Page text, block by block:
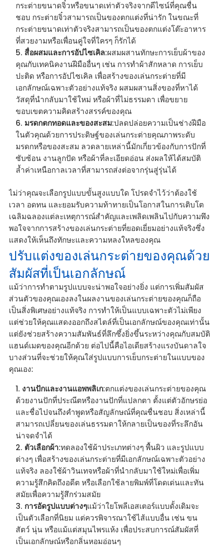
กระต่ายขนาดจิ๋วหรือขนาดเท่าตัวจริงจากดีไซน์ที่คุณชื่น
ชอบ กระต่ายจิ๋วสามารถเป็นของตกแต่งที่น่ารัก ในขณะที่
กระต่ายขนาดเท่าตัวจริงสามารถเป็นของตกแต่งโต๊ะอาหาร
ที่สวยงามหรือเพื่อนคู่ใจที่ใครๆ ก็รักได้
สื่อผสมและการอัปไซเคิล:ผสมผสานทักษะการเย็บผ้าของ
คุณกับเทคนิคงานฝีมืออื่นๆ เช่น การทำผ้าสักหลาด การเย็บ
ปะติด หรือการอัปไซเคิล เพื่อสร้างของเล่นกระต่ายที่มี
เอกลักษณ์เฉพาะตัวอย่างแท้จริง ผสมผสานสิ่งของที่หาได้
วัสดุที่นำกลับมาใช้ใหม่ หรือผ้าที่ไม่ธรรมดา เพื่อขยาย
ขอบเขตความคิดสร้างสรรค์ของคุณ
มรดกตกทอดและของสะสม:ปลดปล่อยความเป็นช่างฝีมือ
ในตัวคุณด้วยการประดิษฐ์ของเล่นกระต่ายคุณภาพระดับ
มรดกหรือของสะสม ลวดลายเหล่านี้มักเกี่ยวข้องกับการปักที่
ซับซ้อน งานลูกปัด หรือผ้าที่ละเอียดอ่อน ส่งผลให้ได้สมบัติ
ล้ำค่าเหนือกาลเวลาที่สามารถส่งต่อจากรุ่นสู่รุ่นได้
ไม่ว่าคุณจะเลือกรูปแบบขั้นสูงแบบใด โปรดจำไว้ว่าต้องใช้
เวลา อดทน และยอมรับความท้าทายเป็นโอกาสในการเติบโต
เฉลิมฉลองแต่ละเหตุการณ์สำคัญและเพลิดเพลินไปกับความพึง
พอใจจากการสร้างของเล่นกระต่ายที่ยอดเยี่ยมอย่างแท้จริงซึ่ง
แสดงให้เห็นถึงทักษะและความหลงใหลของคุณ
ปรับแต่งของเล่นกระต่ายของคุณด้วย
สัมผัสที่เป็นเอกลักษณ์
แม้ว่าการทำตามรูปแบบจะน่าพอใจอย่างยิ่ง แต่การเพิ่มสัมผัส
ส่วนตัวของคุณเองลงในผลงานของเล่นกระต่ายของคุณก็ถือ
เป็นสิ่งพิเศษอย่างแท้จริง การทำให้เป็นแบบเฉพาะตัวไม่เพียง
แต่ช่วยให้คุณแสดงออกถึงสไตล์ที่เป็นเอกลักษณ์ของคุณเท่านั้น
แต่ยังช่วยสร้างความสัมพันธ์ที่ลึกซึ้งยิ่งขึ้นระหว่างคุณกับสมบัติ
แฮนด์เมดของคุณอีกด้วย ต่อไปนี้คือไอเดียสร้างแรงบันดาลใจ
บางส่วนที่จะช่วยให้คุณใส่รูปแบบการเย็บกระต่ายในแบบของ
คุณเอง:
งานปักและงานแอพพลิเก:ตกแต่งของเล่นกระต่ายของคุณ
ด้วยงานปักที่ประณีตหรืองานปักที่แปลกตา ตั้งแต่ตัวอักษรย่อ
และชื่อไปจนถึงคำพูดหรือสัญลักษณ์ที่คุณชื่นชอบ สิ่งเหล่านี้
สามารถเปลี่ยนของเล่นธรรมดาให้กลายเป็นของที่ระลึกอัน
น่าจดจำได้
ตัวเลือกผ้า:ทดลองใช้ผ้าประเภทต่างๆ พื้นผิว และรูปแบบ
ต่างๆ เพื่อสร้างของเล่นกระต่ายที่มีเอกลักษณ์เฉพาะตัวอย่าง
แท้จริง ลองใช้ผ้าวินเทจหรือผ้าที่นำกลับมาใช้ใหม่เพื่อเพิ่ม
ความรู้สึกคิดถึงอดีต หรือเลือกใช้ลายพิมพ์ที่โดดเด่นและทัน
สมัยเพื่อความรู้สึกร่วมสมัย
การอัดรูปแบบต่างๆแม้ว่าใยโพลีเอสเตอร์แบบดั้งเดิมจะ
เป็นตัวเลือกที่นิยม แต่ควรพิจารณาใช้ไส้แบบอื่น เช่น ขน
สัตว์ นุ่น หรือแม้แต่สมุนไพรแห้ง เพื่อประสบการณ์สัมผัสที่
เป็นเอกลักษณ์หรือกลิ่นหอมอ่อนๆ